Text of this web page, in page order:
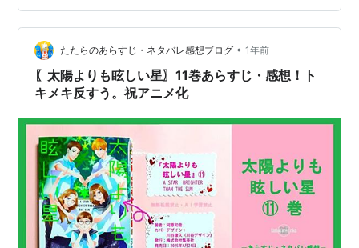
まりは両想いなのに一向に気付かないわけだが、主人公
は過去に何度も好きな女子が友人に惚れているのを目撃
してきたので、勘違いしてしまうのも無理はないかもし
れない。冒頭の中学校の卒…
たたらのあらすじ・ネタバレ感想ブログ • 1年前
〖太陽よりも眩しい星〗11巻あらすじ・感想！ト
キメキ反すう。祝アニメ化